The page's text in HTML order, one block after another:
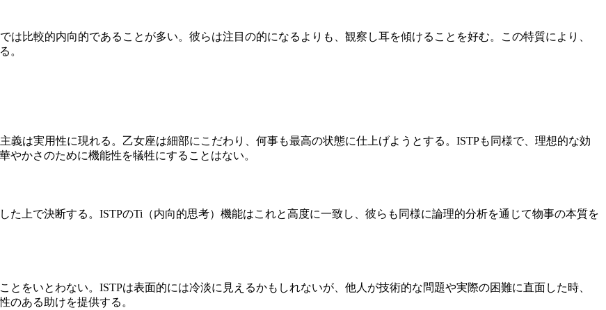
は比較的内向的であることが多い。彼らは注目の的になるよりも、観察し耳を傾けることを好む。この特質により、
。
義は実用性に現れる。乙女座は細部にこだわり、何事も最高の状態に仕上げようとする。ISTPも同様で、理想的な効
かさのために機能性を犠牲にすることはない。
上で決断する。ISTPのTi（内向的思考）機能はこれと高度に一致し、彼らも同様に論理的分析を通じて物事の本質を
をいとわない。ISTPは表面的には冷淡に見えるかもしれないが、他人が技術的な問題や実際の困難に直面した時、
のある助けを提供する。